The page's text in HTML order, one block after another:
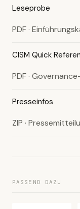
Leseprobe
PDF ·
CISM Quick
PDF ·
Presseinfos
ZIP ·
PASSEND DAZU